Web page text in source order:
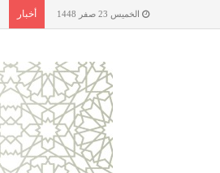
الخميس 23 صفر 1448 أخبار